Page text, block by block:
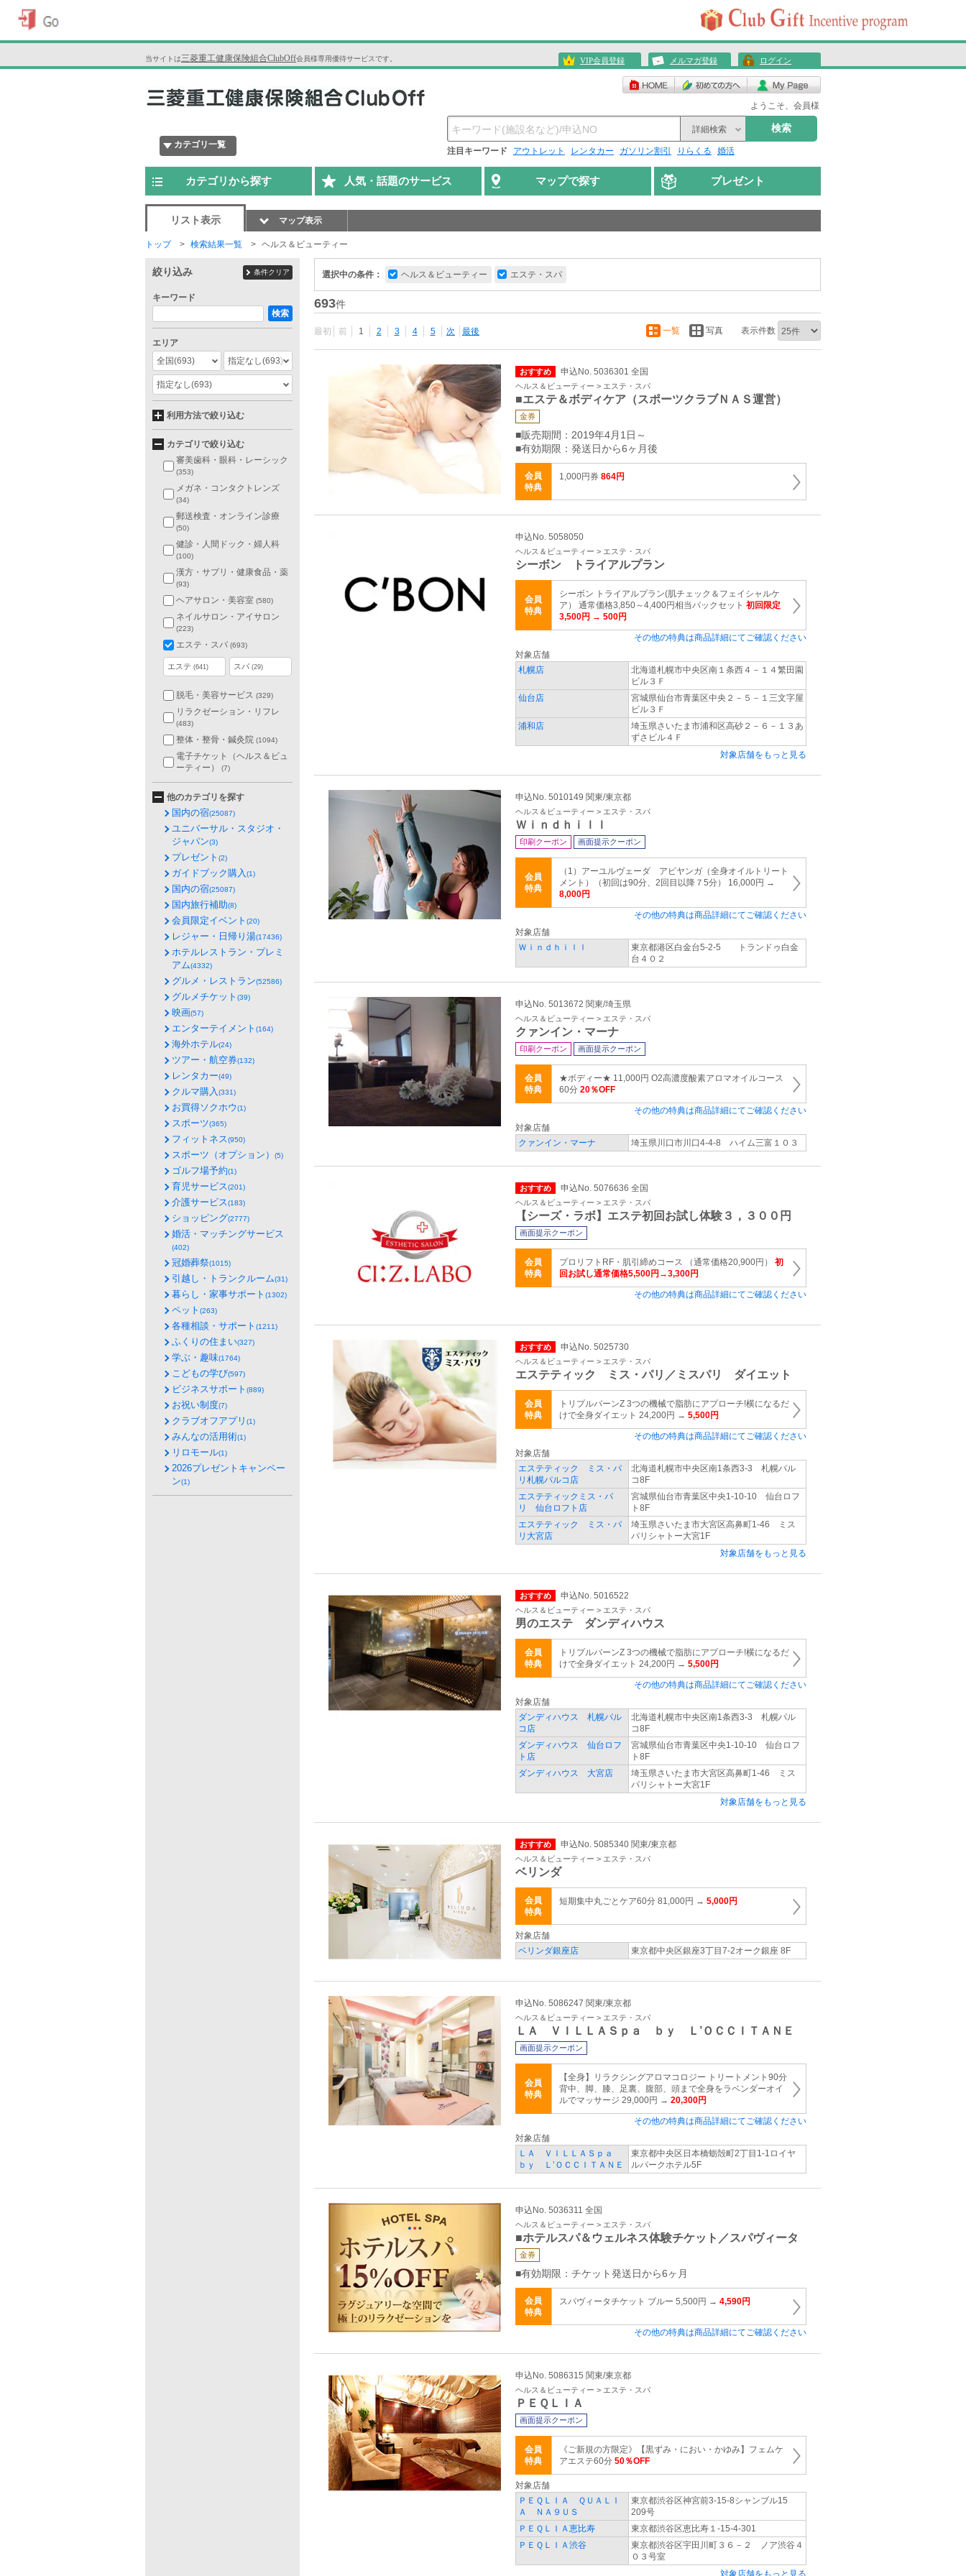
当サイトは三菱重工健康保険組合ClubOff会員様専用優待サービスです。 VIP会員登録 メルマガ登録 ログイン
ようこそ、会員様
カテゴリ一覧
詳細検索 検索
注目キーワード アウトレット レンタカー ガソリン割引 りらくる 婚活
カテゴリから探す 人気・話題のサービス マップで探す プレゼント
リスト表示 マップ表示
トップ 検索結果一覧 ヘルス＆ビューティー
選択中の条件： ヘルス＆ビューティー エステ・スパ
693件
最初 前 1 2 3 4 5 次 最後 一覧 写真 表示件数
おすすめ 申込No. 5036301 全国
ヘルス＆ビューティー > エステ・スパ
■エステ＆ボディケア（スポーツクラブＮＡＳ運営）
金券
■販売期間：2019年4月1日～
■有効期限：発送日から6ヶ月後
会員
特典
1,000円券 864円
申込No. 5058050
ヘルス＆ビューティー > エステ・スパ
シーボン トライアルプラン
会員
特典
シーボン トライアルプラン(肌チェック＆フェイシャルケ
ア） 通常価格3,850～4,400円相当パックセット 初回限定
3,500円 → 500円
その他の特典は商品詳細にてご確認ください
対象店舗
札幌店
北海道札幌市中央区南１条西４－１４繁田園
ビル３Ｆ
仙台店
宮城県仙台市青葉区中央２－５－１三文字屋
ビル３Ｆ
浦和店
埼玉県さいたま市浦和区高砂２－６－１３あ
ずさビル４Ｆ
対象店舗をもっと見る
申込No. 5010149 関東/東京都
ヘルス＆ビューティー > エステ・スパ
Ｗｉｎｄｈｉｌｌ
印刷クーポン 画面提示クーポン
会員
特典
（1）アーユルヴェーダ アビヤンガ（全身オイルトリート
メント）（初回は90分、2回目以降７5分） 16,000円 →
8,000円
その他の特典は商品詳細にてご確認ください
対象店舗
Ｗｉｎｄｈｉｌｌ
東京都港区白金台5‐2‐5 トランドゥ白金
台４０２
申込No. 5013672 関東/埼玉県
ヘルス＆ビューティー > エステ・スパ
クァンイン・マーナ
印刷クーポン 画面提示クーポン
会員
特典
★ボディー★ 11,000円 O2高濃度酸素アロマオイルコース
60分 20％OFF
その他の特典は商品詳細にてご確認ください
対象店舗
クァンイン・マーナ
埼玉県川口市川口4‐4‐8 ハイム三富１０３
おすすめ 申込No. 5076636 全国
ヘルス＆ビューティー > エステ・スパ
【シーズ・ラボ】エステ初回お試し体験３，３００円
画面提示クーポン
会員
特典
プロリフトRF・肌引締めコース （通常価格20,900円） 初
回お試し通常価格5,500円→3,300円
その他の特典は商品詳細にてご確認ください
おすすめ 申込No. 5025730
ヘルス＆ビューティー > エステ・スパ
エステティック ミス・パリ／ミスパリ ダイエット
会員
特典
トリプルバーンZ 3つの機械で脂肪にアプローチ!横になるだ
けで全身ダイエット 24,200円 → 5,500円
その他の特典は商品詳細にてご確認ください
対象店舗
エステティック ミス・パ
リ札幌パルコ店
北海道札幌市中央区南1条西3-3 札幌パル
コ8F
エステティックミス・パ
リ 仙台ロフト店
宮城県仙台市青葉区中央1-10-10 仙台ロフ
ト8F
エステティック ミス・パ
リ大宮店
埼玉県さいたま市大宮区高鼻町1-46 ミス
パリシャトー大宮1F
対象店舗をもっと見る
おすすめ 申込No. 5016522
ヘルス＆ビューティー > エステ・スパ
男のエステ ダンディハウス
会員
特典
トリプルバーンZ 3つの機械で脂肪にアプローチ!横になるだ
けで全身ダイエット 24,200円 → 5,500円
その他の特典は商品詳細にてご確認ください
対象店舗
ダンディハウス 札幌パル
コ店
北海道札幌市中央区南1条西3-3 札幌パル
コ8F
ダンディハウス 仙台ロフ
ト店
宮城県仙台市青葉区中央1-10-10 仙台ロフ
ト8F
ダンディハウス 大宮店
埼玉県さいたま市大宮区高鼻町1-46 ミス
パリシャトー大宮1F
対象店舗をもっと見る
おすすめ 申込No. 5085340 関東/東京都
ヘルス＆ビューティー > エステ・スパ
ベリンダ
会員
特典
短期集中丸ごとケア60分 81,000円 → 5,000円
対象店舗
ベリンダ銀座店
東京都中央区銀座3丁目7-2オーク銀座 8F
申込No. 5086247 関東/東京都
ヘルス＆ビューティー > エステ・スパ
ＬＡ ＶＩＬＬＡＳｐａ ｂｙ Ｌ’ＯＣＣＩＴＡＮＥ
画面提示クーポン
会員
特典
【全身】リラクシングアロマコロジー トリートメント90分
背中、脚、膝、足裏、腹部、頭まで全身をラベンダーオイ
ルでマッサージ 29,000円 → 20,300円
その他の特典は商品詳細にてご確認ください
対象店舗
ＬＡ ＶＩＬＬＡＳｐａ
ｂｙ Ｌ’ＯＣＣＩＴＡＮＥ
東京都中央区日本橋蛎殻町2丁目1-1ロイヤ
ルパークホテル5F
申込No. 5036311 全国
ヘルス＆ビューティー > エステ・スパ
■ホテルスパ＆ウェルネス体験チケット／スパヴィータ
金券
■有効期限：チケット発送日から6ヶ月
会員
特典
スパヴィータチケット ブルー 5,500円 → 4,590円
その他の特典は商品詳細にてご確認ください
申込No. 5086315 関東/東京都
ヘルス＆ビューティー > エステ・スパ
ＰＥＱＬＩＡ
画面提示クーポン
会員
特典
《ご新規の方限定》【黒ずみ・におい・かゆみ】フェムケ
アエステ60分 50％OFF
対象店舗
ＰＥＱＬＩＡ ＱＵＡＬＩ
Ａ ＮＡ９ＵＳ
東京都渋谷区神宮前3-15-8シャンブル15
209号
ＰＥＱＬＩＡ恵比寿
東京都渋谷区恵比寿１-15-4-301
ＰＥＱＬＩＡ渋谷
東京都渋谷区宇田川町３６－２ ノア渋谷４
０３号室
対象店舗をもっと見る
絞り込み 条件クリア
キーワード
検索
エリア
全国(693) 指定なし(693)
指定なし(693)
利用方法で絞り込む
カテゴリで絞り込む
審美歯科・眼科・レーシック
(353)
メガネ・コンタクトレンズ
(34)
郵送検査・オンライン診療
(50)
健診・人間ドック・婦人科
(100)
漢方・サプリ・健康食品・薬
(93)
ヘアサロン・美容室 (580)
ネイルサロン・アイサロン
(223)
エステ・スパ (693)
エステ (641) スパ (29)
脱毛・美容サービス (329)
リラクゼーション・リフレ
(483)
整体・整骨・鍼灸院 (1094)
電子チケット（ヘルス＆ビュ
ーティー）
(7)
他のカテゴリを探す
国内の宿(25087)
ユニバーサル・スタジオ・
ジャパン(3)
プレゼント (2)
ガイドブック購入(1)
国内の宿(25087)
国内旅行補助(8)
会員限定イベント (20)
レジャー・日帰り湯(17436)
ホテルレストラン・プレミ
アム(4332)
グルメ・レストラン(52586)
グルメチケット (39)
映画(57)
エンターテイメント (164)
海外ホテル(24)
ツアー・航空券(132)
レンタカー(49)
クルマ購入(331)
お買得ソクホウ(1)
スポーツ(365)
フィットネス(950)
スポーツ（オプション） (5)
ゴルフ場予約(1)
育児サービス(201)
介護サービス(183)
ショッピング(2777)
婚活・マッチングサービス
(402)
冠婚葬祭(1015)
引越し・トランクルーム(31)
暮らし・家事サポート (1302)
ペット (263)
各種相談・サポート (1211)
ふくりの住まい(327)
学ぶ・趣味(1764)
こどもの学び(597)
ビジネスサポート (889)
お祝い制度(7)
クラブオフアプリ (1)
みんなの活用術(1)
リロモール(1)
2026プレゼントキャンペー
ン(1)